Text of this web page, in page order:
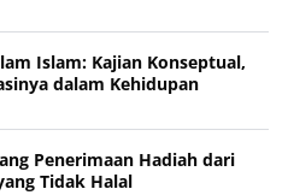
Islam: Kajian Konseptual,
dalam Kehidupan
Penerimaan Hadiah dari
Tidak Halal